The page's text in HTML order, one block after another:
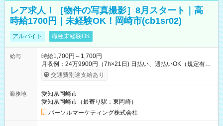
レア求人！［物件の写真撮影］8月スタート｜高
時給1700円｜未経験OK！岡崎市(cb1sr02)
アルバイト 職種未経験OK
給与
時給1,700円～1,700円
月収例：24万9900円（7h×21日) 日払い、週払いOK（規定有
り） 【試用期間】試用期間なし
交通費別途支給あり
勤務地
愛知県岡崎市
愛知県岡崎市（最寄り駅：東岡崎）
パーソルマーケティング株式会社